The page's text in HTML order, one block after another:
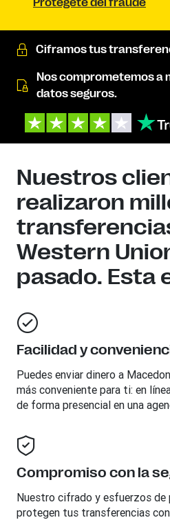
Protégete del fraude
Ciframos tus
Nos comprometemos a
datos seguros.
Nuestros
realizaron
Western
pasado. Esta
Facilidad y
Puedes enviar dinero a
más conveniente para ti: en
de forma presencial en una
Compromiso con la
Nuestro cifrado y esfuerzos de
protegen tus transferencias